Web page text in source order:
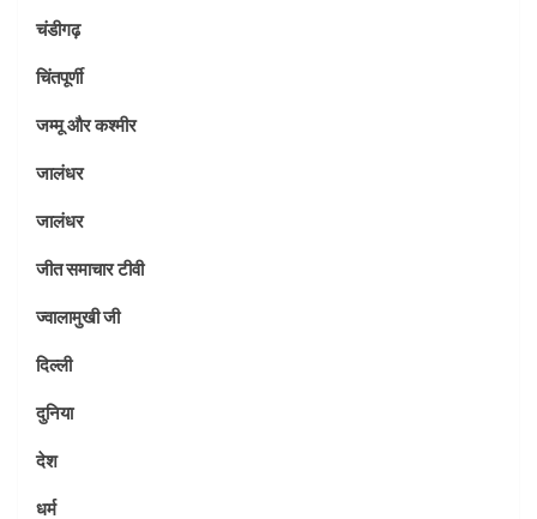
चंडीगढ़
चिंतपूर्णी
जम्मू और कश्मीर
जालंधर
जालंधर
जीत समाचार टीवी
ज्वालामुखी जी
दिल्ली
दुनिया
देश
धर्म